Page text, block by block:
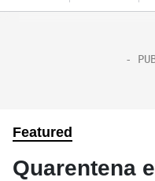
Featured
Quarentena